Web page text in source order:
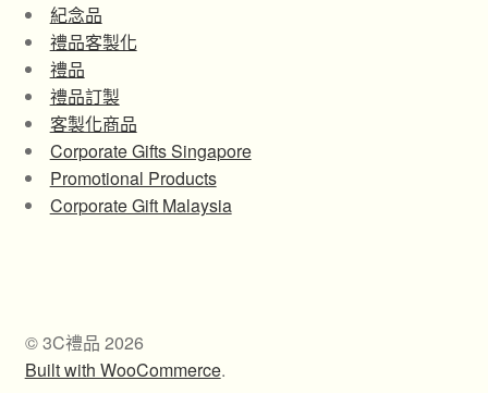
紀念品
禮品客製化
禮品
禮品訂製
客製化商品
Corporate Gifts Singapore
Promotional Products
Corporate Gift Malaysia
© 3C禮品 2026
Built with WooCommerce.